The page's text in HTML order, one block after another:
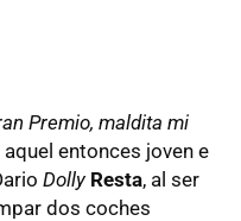
Premio, maldita mi
entonces joven e
Dolly Resta, al ser
dos coches